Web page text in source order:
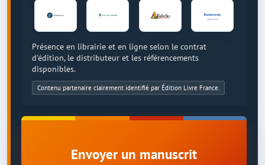
Présence en librairie et en ligne selon le contrat
d'édition, le distributeur et les référencements
disponibles.
Contenu partenaire clairement identifié par Édition Livre France.
Envoyer un manuscrit